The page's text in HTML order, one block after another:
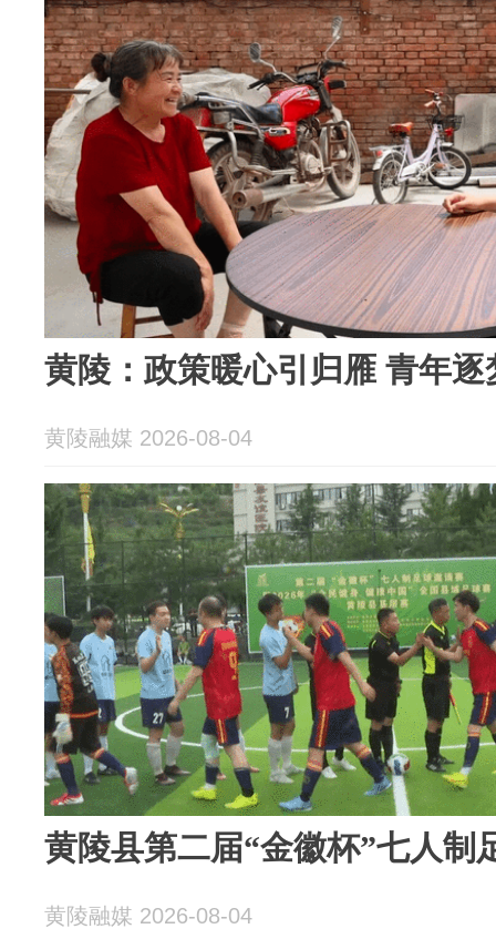
黄陵：政策暖心引归雁 青年逐
黄陵融媒 2026-08-04
黄陵县第二届“金徽杯”七人制
黄陵融媒 2026-08-04